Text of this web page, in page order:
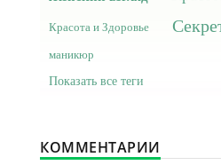
Красота и Здоровье
маникюр
Показать все теги
КОММЕНТАРИИ